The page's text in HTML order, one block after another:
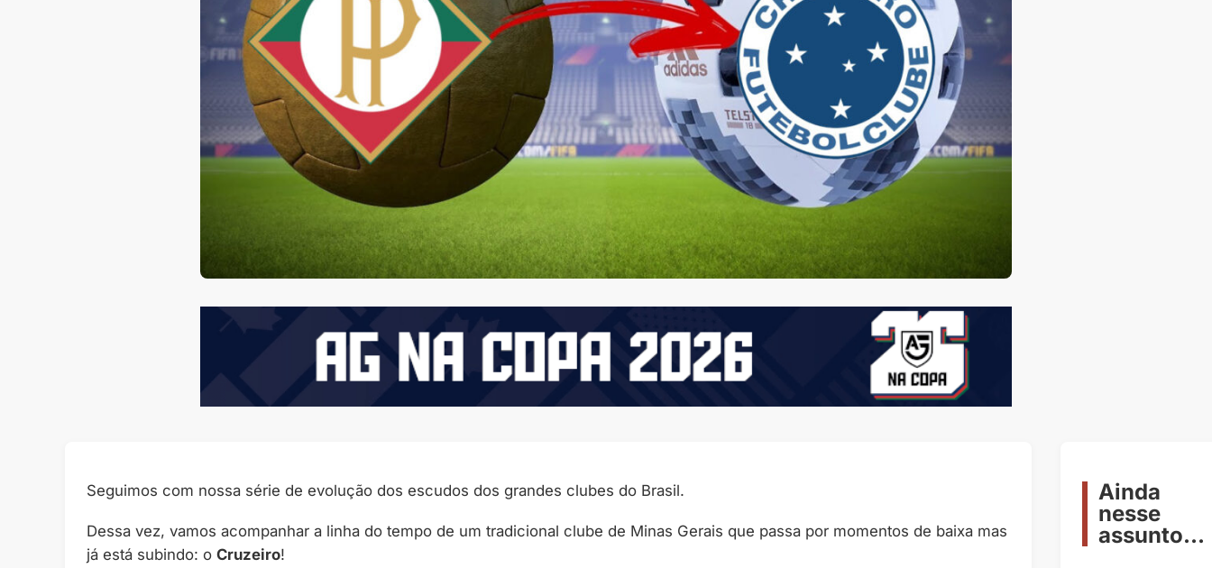
Seguimos com nossa série de evolução dos escudos dos grandes clubes do Brasil.
Dessa vez, vamos acompanhar a linha do tempo de um tradicional clube de Minas Gerais que passa por momentos de baixa mas
já está subindo: o Cruzeiro!
Ainda
nesse
assunto...